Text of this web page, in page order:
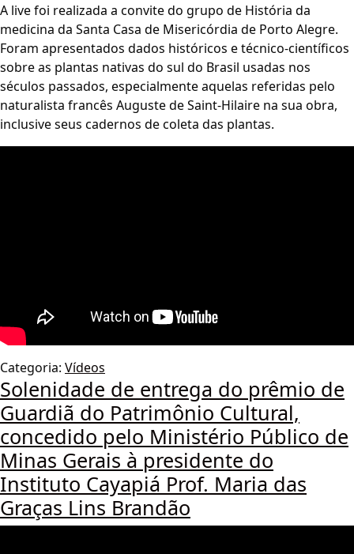
A live foi realizada a convite do grupo de História da
medicina da Santa Casa de Misericórdia de Porto Alegre.
Foram apresentados dados históricos e técnico-científicos
sobre as plantas nativas do sul do Brasil usadas nos
séculos passados, especialmente aquelas referidas pelo
naturalista francês Auguste de Saint-Hilaire na sua obra,
inclusive seus cadernos de coleta das plantas.
Categoria: Vídeos
Solenidade de entrega do prêmio de
Guardiã do Patrimônio Cultural,
concedido pelo Ministério Público de
Minas Gerais à presidente do
Instituto Cayapiá Prof. Maria das
Graças Lins Brandão